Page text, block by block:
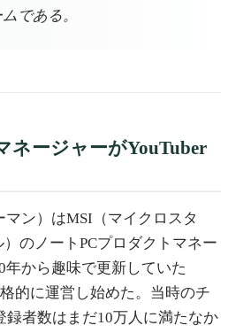
である。
ネージャーがYouTuber
ン）はMSI（マイクロスタ
のノートPCプロダクトマネー
年から趣味で更新していた
的に運営し始めた。当時のチ
録者数はまだ10万人に満たなか